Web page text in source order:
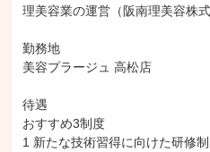
理美容業の運営（阪南理美容株式
勤務地
美容プラージュ 高松店
待遇
おすすめ3制度
1 新たな技術習得に向けた研修